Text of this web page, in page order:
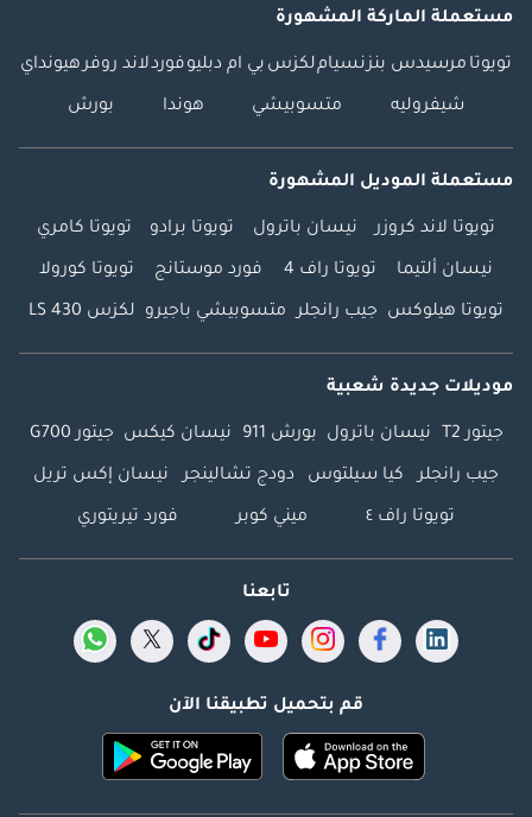
مستعملة الماركة المشهورة
تويوتا مرسيدس بنزنسياملكزس بي ام دبليوفوردلاند روفرهيونداي
شيفروليه متسوبيشي هوندا بورش
مستعملة الموديل المشهورة
تويوتا لاند كروزر نيسان باترول تويوتا برادو تويوتا كامري
نيسان ألتيما تويوتا راف 4 فورد موستانج تويوتا كورولا
تويوتا هيلوكس جيب رانجلر متسوبيشي باجيرو لكزس LS 430
موديلات جديدة شعبية
جيتور T2 نيسان باترول بورش 911 نيسان كيكس جيتور G700
جيب رانجلر كيا سيلتوس دودج تشالينجر نيسان إكس تريل
تويوتا راف ٤ ميني كوبر فورد تيريتوري
تابعنا
قم بتحميل تطبيقنا الآن